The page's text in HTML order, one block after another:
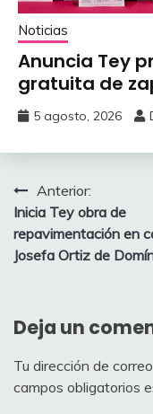
Noticias
Anuncia Tey
gratuita de
5 agosto, 2026
Navegación
de
entradas
Anterior:
‎Inicia Tey obra de
repavimentación ‎en
Josefa Ortiz de
Deja un
Tu dirección de
campos obligatorios